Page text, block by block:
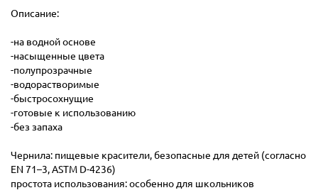
Описание:
-на водной основе
-насыщенные цвета
-полупрозрачные
-водорастворимые
-быстросохнущие
-готовые к использованию
-без запаха
Чернила: пищевые красители, безопасные для детей (согласно
EN 71–3, ASTM D-4236)
простота использования: особенно для школьников